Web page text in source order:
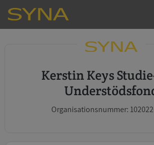
Kerstin Keys Studie- Och
Organisationsnummer: